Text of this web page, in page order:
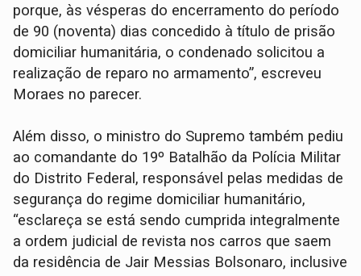
porque, às vésperas do encerramento do período
de 90 (noventa) dias concedido à título de prisão
domiciliar humanitária, o condenado solicitou a
realização de reparo no armamento”, escreveu
Moraes no parecer.
Além disso, o ministro do Supremo também pediu
ao comandante do 19º Batalhão da Polícia Militar
do Distrito Federal, responsável pelas medidas de
segurança do regime domiciliar humanitário,
“esclareça se está sendo cumprida integralmente
a ordem judicial de revista nos carros que saem
da residência de Jair Messias Bolsonaro, inclusive